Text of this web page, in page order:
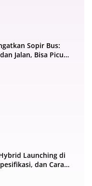
Sopir Bus:
Jalan, Bisa Picu
Launching di
dan Cara